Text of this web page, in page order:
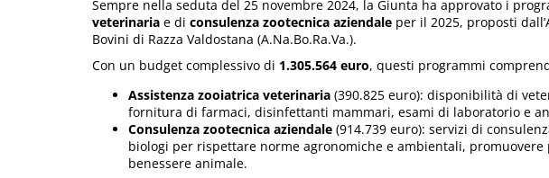
Sempre nella seduta del 25 novembre 2024, la Giunta ha approvato i
veterinaria e di consulenza zootecnica aziendale per il 2025, proposti
Bovini di Razza Valdostana (A.Na.Bo.Ra.Va.).
Con un budget complessivo di 1.305.564 euro, questi programmi
Assistenza zooiatrica veterinaria (390.825 euro): disponibilità di
fornitura di farmaci, disinfettanti mammari, esami di laboratorio e
Consulenza zootecnica aziendale (914.739 euro): servizi di
biologi per rispettare norme agronomiche e ambientali,
benessere animale.